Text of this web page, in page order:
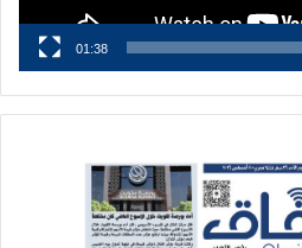
01:38